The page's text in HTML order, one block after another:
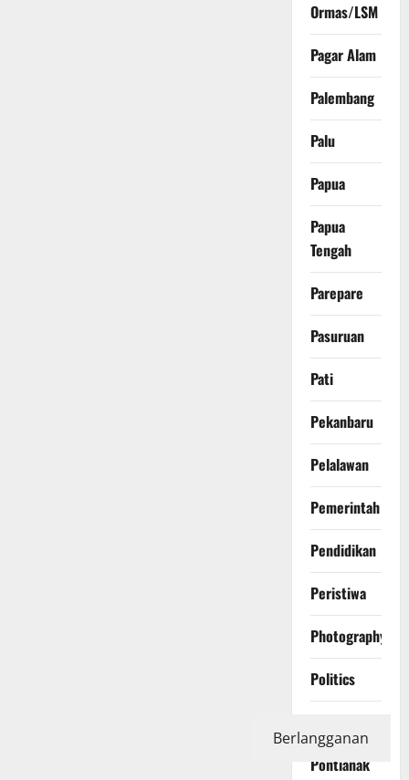
Ormas/LSM
Pagar Alam
Palembang
Palu
Papua
Papua
Tengah
Parepare
Pasuruan
Pati
Pekanbaru
Pelalawan
Pemerintah
Pendidikan
Peristiwa
Photography
Politics
Pontianak
Berlangganan